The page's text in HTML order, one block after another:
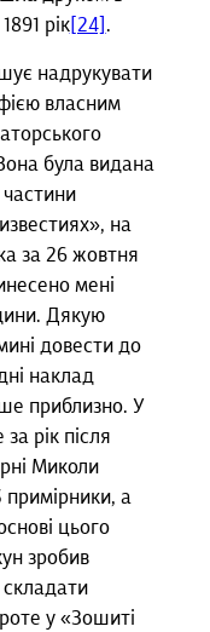
рік[24] .
надрукувати
власним
була видана
на
за 26 жовтня
мені
Дякую
довести до
наклад
приблизно. У
рік після
Миколи
а
цього
зробив
у «Зошиті